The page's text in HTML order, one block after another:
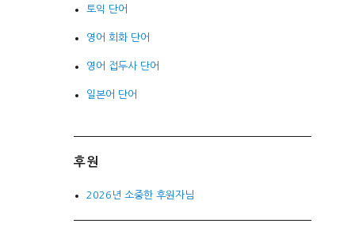
토익 단어
영어 회화 단어
영어 접두사 단어
일본어 단어
후원
2026년 소중한 후원자님